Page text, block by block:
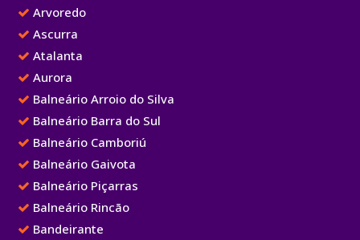
Arvoredo
Ascurra
Atalanta
Aurora
Balneário Arroio do Silva
Balneário Barra do Sul
Balneário Camboriú
Balneário Gaivota
Balneário Piçarras
Balneário Rincão
Bandeirante